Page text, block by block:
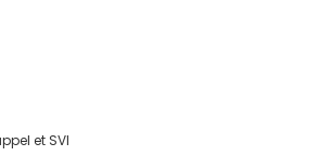
et SVI